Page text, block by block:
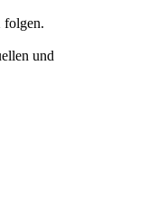
folgen.
und